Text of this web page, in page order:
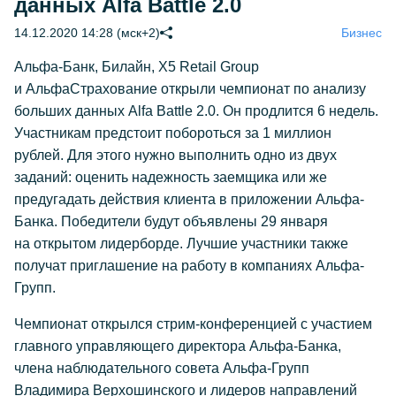
данных Alfa Battle 2.0
14.12.2020 14:28 (мск+2) Бизнес
Альфа-Банк, Билайн, X5 Retail Group
и АльфаСтрахование открыли чемпионат по анализу
больших данных Alfa Battle 2.0. Он продлится 6 недель.
Участникам предстоит побороться за 1 миллион
рублей. Для этого нужно выполнить одно из двух
заданий: оценить надежность заемщика или же
предугадать действия клиента в приложении Альфа-
Банка. Победители будут объявлены 29 января
на открытом лидерборде. Лучшие участники также
получат приглашение на работу в компаниях Альфа-
Групп.
Чемпионат открылся стрим-конференцией с участием
главного управляющего директора Альфа-Банка,
члена наблюдательного совета Альфа-Групп
Владимира Верхошинского и лидеров направлений